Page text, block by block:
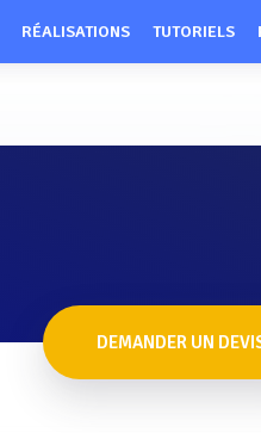
RÉALISATIONS TUTORIELS
DEMANDER UN